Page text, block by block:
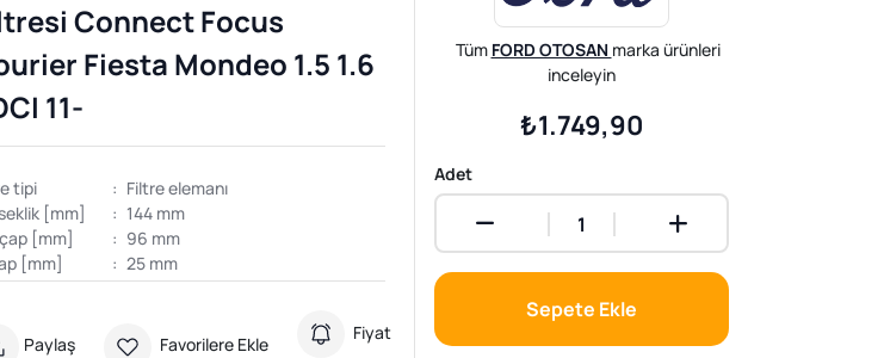
Connect Focus
Fiesta Mondeo 1.5 1.6
11-
tipi : Filtre elemanı
[mm]
: 144 mm
çap [mm]
: 96 mm
[mm]
: 25 mm
Paylaş Favorilere Ekle
Fiyat
Tüm FORD OTOSAN marka ürünleri
inceleyin
₺1.749,90
Adet
Sepete Ekle